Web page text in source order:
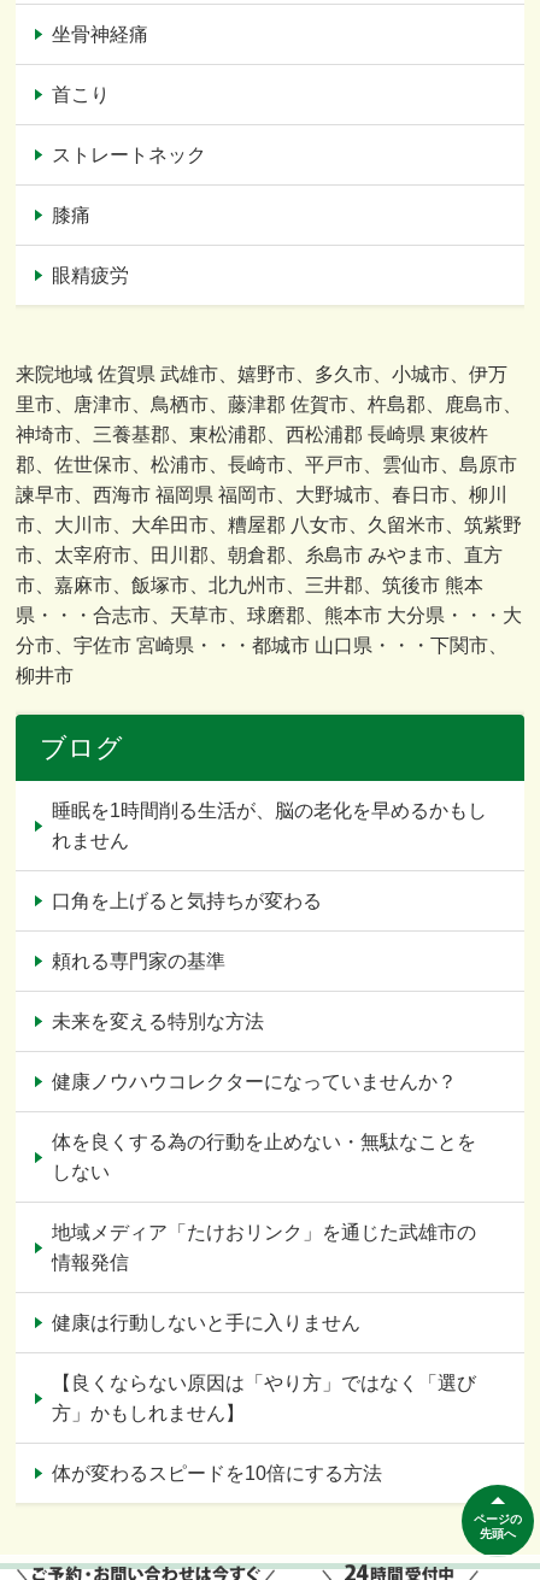
坐骨神経痛
首こり
ストレートネック
膝痛
眼精疲労
来院地域 佐賀県 武雄市、嬉野市、多久市、小城市、伊万
里市、唐津市、鳥栖市、藤津郡 佐賀市、杵島郡、鹿島市、
神埼市、三養基郡、東松浦郡、西松浦郡 長崎県 東彼杵
郡、佐世保市、松浦市、長崎市、平戸市、雲仙市、島原市
諫早市、西海市 福岡県 福岡市、大野城市、春日市、柳川
市、大川市、大牟田市、糟屋郡 八女市、久留米市、筑紫野
市、太宰府市、田川郡、朝倉郡、糸島市 みやま市、直方
市、嘉麻市、飯塚市、北九州市、三井郡、筑後市 熊本
県・・・合志市、天草市、球磨郡、熊本市 大分県・・・大
分市、宇佐市 宮崎県・・・都城市 山口県・・・下関市、
柳井市
ブログ
睡眠を1時間削る生活が、脳の老化を早めるかもし
れません
口角を上げると気持ちが変わる
頼れる専門家の基準
未来を変える特別な方法
健康ノウハウコレクターになっていませんか？
体を良くする為の行動を止めない・無駄なことを
しない
地域メディア「たけおリンク」を通じた武雄市の
情報発信
健康は行動しないと手に入りません
【良くならない原因は「やり方」ではなく「選び
方」かもしれません】
体が変わるスピードを10倍にする方法
ページの
先頭へ